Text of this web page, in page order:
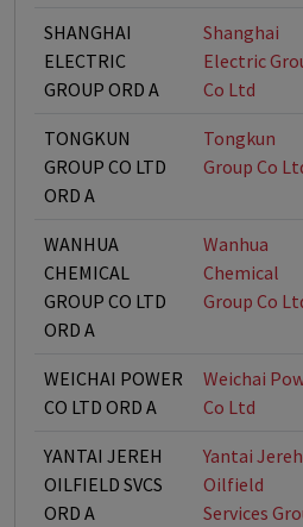
SHANGHAI
ELECTRIC
GROUP ORD A
Shanghai
Electric
Co Ltd
TONGKUN
GROUP CO LTD
ORD A
Tongkun
Group Co
WANHUA
CHEMICAL
GROUP CO LTD
ORD A
Wanhua
Chemical
Group Co
WEICHAI POWER
CO LTD ORD A
Weichai
Co Ltd
YANTAI JEREH
OILFIELD SVCS
ORD A
Yantai Jereh
Oilfield
Services